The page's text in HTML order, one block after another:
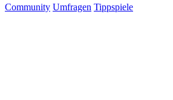
Community Umfragen Tippspiele